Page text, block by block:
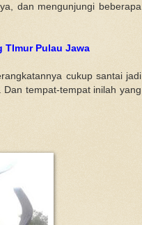
dan mengunjungi beberapa
TImur Pulau Jawa
cukup santai jadi
tempat-tempat inilah yang